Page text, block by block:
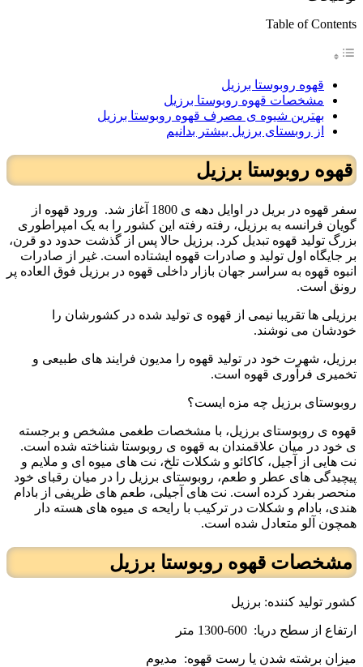
Table of Contents
قهوه روبوستا برزیل
مشخصات قهوه روبوستا برزیل
بهترین شیوه ی مصرف قهوه روبوستا برزیل
از روبستای برزیل بیشتر بدانیم
قهوه روبوستا برزیل
سفر قهوه در بریل در اوایل دهه ی 1800 آغاز شد.
ورود قهوه از
گویان فرانسه به برزیل، رفته رفته این کشور را به یک امپراطوری
بزرگ تولید قهوه تبدیل کرد. برزیل حالا پس از گذشت حدود دو قرن،
بر جایگاه اول تولید و صادرات قهوه ایشتاده است. غیر از صادرات
انبوه قهوه به سراسر جهان بازار داخلی قهوه در برزیل فوق العاده پر
رونق است.
برزیلی ها تقریبا نیمی از قهوه ی تولید شده در کشورشان را
خودشان می نوشند.
برزیل، شهرت خود در تولید قهوه را مدیون فرایند های طبیعی و
تخمیری فرآوری قهوه است.
روبوستای برزیل چه مزه ایست؟
قهوه ی روبوستای برزیل، با مشخصات طغمی مشخص و برجسته
ی خود در میان علاقمندان به قهوه ی روبوستا شناخته شده است.
نت هایی از آجیل، کاکائو و شکلات تلخ، نت های میوه ای و ملایم و
پیچیدگی های عطر و طعم، روبوستای برزیل را در میان رقبای خود
منحصر بفرد کرده است. نت های آجیلی، طعم های ظریفی از بادام
هندی، بادام و شکلات در ترکیب با رایحه ی میوه های هسته دار
همچون آلو متعادل شده است.
مشخصات قهوه روبوستا برزیل
کشور تولید کننده: برزیل
ارتفاع از سطح دریا: 600-1300 متر
میزان برشته شدن یا رست قهوه: مدیوم